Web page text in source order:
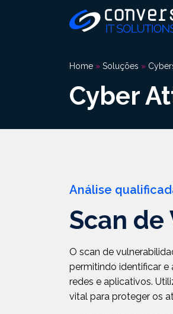
Home » Soluções »
Cyber
Análise
Scan
O scan de
permitindo identificar e
redes e aplicativos.
vital para proteger os